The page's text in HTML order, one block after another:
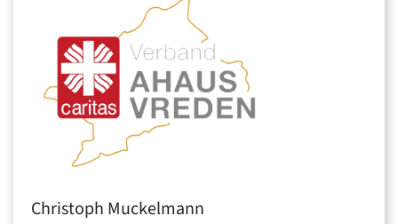
Christoph Muckelmann